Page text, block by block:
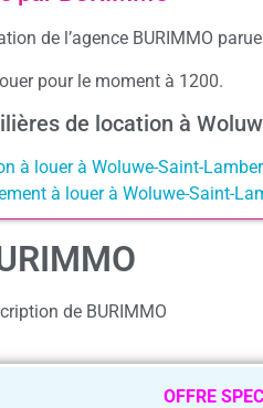
de l’agence BURIMMO
pour le moment à 1200.
de location à
à louer à Woluwe-Saint-
à louer à Woluwe-Saint-
de BURIMMO
OFFRE